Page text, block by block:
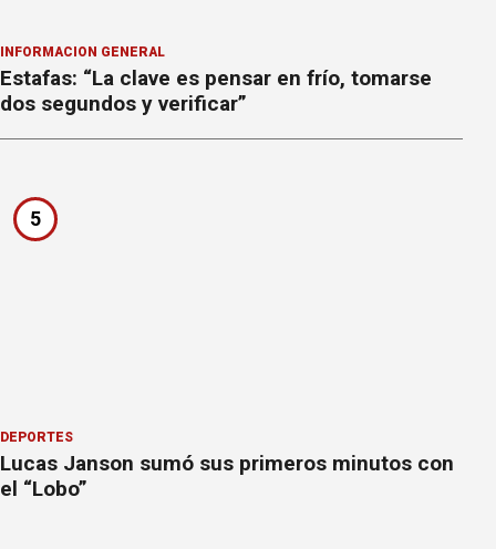
INFORMACION GENERAL
Estafas: “La clave es pensar en frío, tomarse
dos segundos y verificar”
5
DEPORTES
Lucas Janson sumó sus primeros minutos con
el “Lobo”